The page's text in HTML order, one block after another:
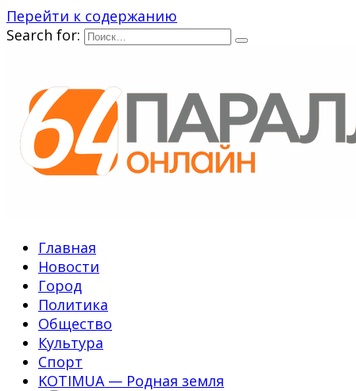
Перейти к содержанию
Search for:
Главная
Новости
Город
Политика
Общество
Культура
Спорт
KOTIMUA — Родная земля